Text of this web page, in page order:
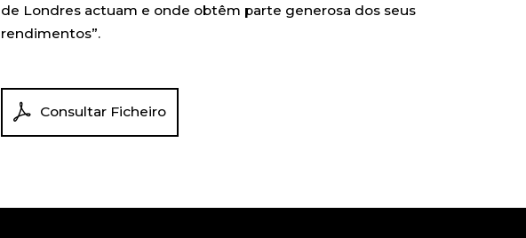
de Londres actuam e onde obtêm parte generosa dos seus
rendimentos”.
Consultar Ficheiro